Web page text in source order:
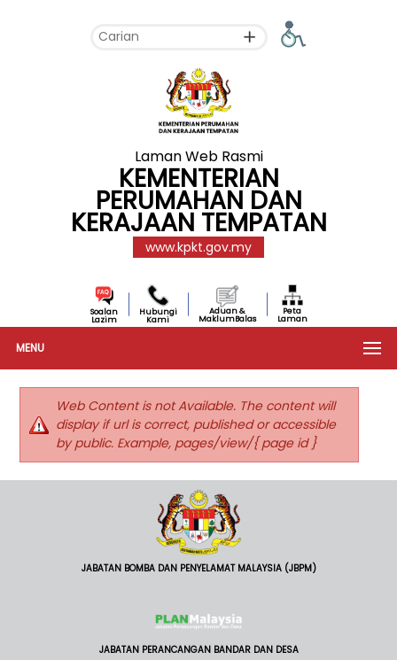
Laman Web Rasmi
KEMENTERIAN
PERUMAHAN DAN
KERAJAAN TEMPATAN
www.kpkt.gov.my
Soalan
Lazim
Hubungi
Kami
Aduan &
MaklumBalas
Peta
Laman
MENU
Web Content is not Available. The content will
display if url is correct, published or accessible
by public. Example, pages/view/{ page id }
JABATAN BOMBA DAN PENYELAMAT MALAYSIA (JBPM)
JABATAN PERANCANGAN BANDAR DAN DESA